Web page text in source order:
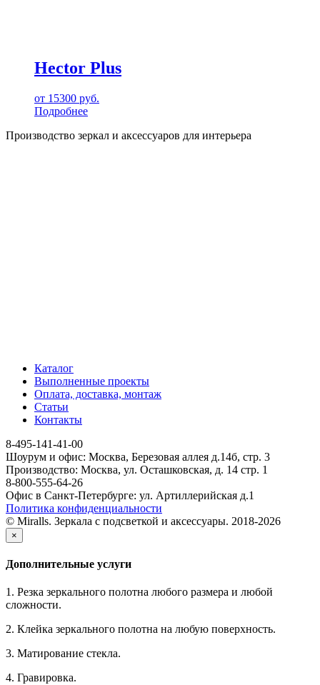
Hector Plus
от 15300 руб.
Подробнее
Производство зеркал и аксессуаров для интерьера
Каталог
Выполненные проекты
Оплата, доставка, монтаж
Статьи
Контакты
8-495-141-41-00
Шоурум и офис: Москва, Березовая аллея д.14б, стр. 3
Производство: Москва, ул. Осташковская, д. 14 стр. 1
8-800-555-64-26
Офис в Санкт-Петербурге: ул. Артиллерийская д.1
Политика конфиденциальности
© Miralls. Зеркала с подсветкой и аксессуары. 2018-2026
×
Дополнительные услуги
1. Резка зеркального полотна любого размера и любой
сложности.
2. Клейка зеркального полотна на любую поверхность.
3. Матирование стекла.
4. Гравировка.